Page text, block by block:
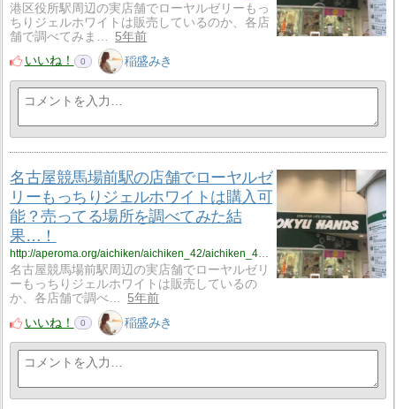
港区役所駅周辺の実店舗でローヤルゼリーもっ
ちりジェルホワイトは販売しているのか、各店
舗で調べてみま…
5年前
いいね！
0 稲盛みき
名古屋競馬場前駅の店舗でローヤルゼ
リーもっちりジェルホワイトは購入可
能？売ってる場所を調べてみた結
果…！
http://aperoma.org/aichiken/aichiken_42/aichiken_42_%ef%bd%8d%ef%bd%8a%ef%bd%976/
名古屋競馬場前駅周辺の実店舗でローヤルゼリ
ーもっちりジェルホワイトは販売しているの
か、各店舗で調べ…
5年前
いいね！
0 稲盛みき